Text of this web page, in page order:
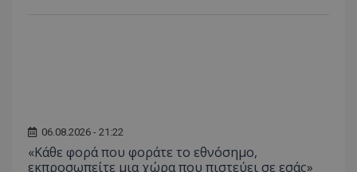
06.08.2026 - 21:22
«Κάθε φορά που φοράτε το εθνόσημο,
εκπροσωπείτε μια χώρα που πιστεύει σε εσάς»